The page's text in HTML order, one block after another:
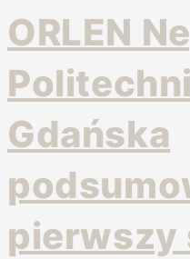
ORLEN
Gdańska
pierwszy